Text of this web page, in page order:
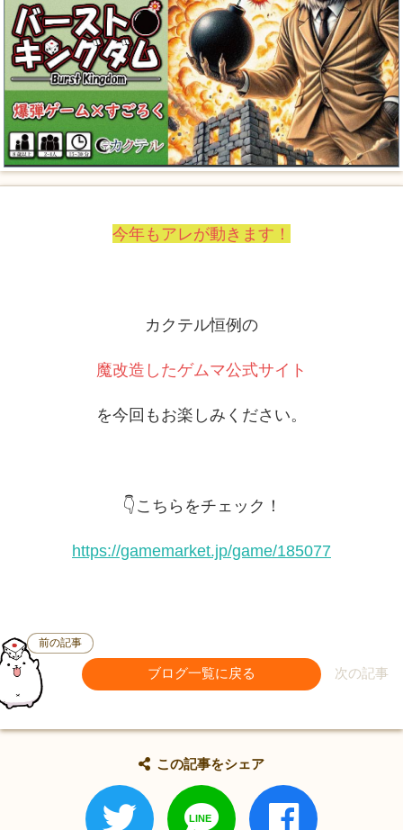
今年もアレが動きます！
カクテル恒例の
魔改造したゲムマ公式サイト
を今回もお楽しみください。
👇こちらをチェック！
https://gamemarket.jp/game/185077
前の記事
ブログ一覧に戻る 次の記事
この記事をシェア